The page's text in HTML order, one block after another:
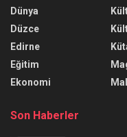
Dünya
Düzce
Edirne
Eğitim
Ekonomi
Son Haberler